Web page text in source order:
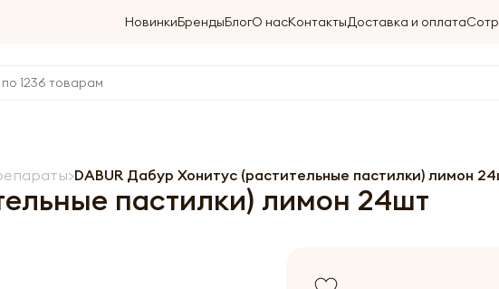
НовинкиБрендыБлогО насКонтактыДоставка и оплата
DABUR Дабур Хонитус (растительные пастилки) лимон
пастилки) лимон 24шт